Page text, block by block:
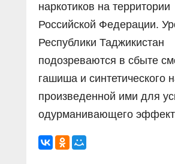
наркотиков на территории
Российской Федерации.
Республики Таджикистан
подозреваются в сбыте
гашиша и синтетического
произведенной ими для
одурманивающего